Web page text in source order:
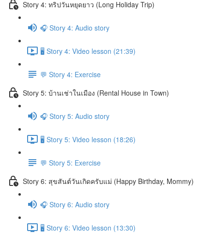
Story 4: ทริปวันหยุดยาว (Long Holiday Trip)
🎧 Story 4: Audio story
🖥️ Story 4: Video lesson (21:39)
💬 Story 4: Exercise
Story 5: บ้านเช่าในเมือง (Rental House in Town)
🎧 Story 5: Audio story
🖥️ Story 5: Video lesson (18:26)
💬 Story 5: Exercise
Story 6: สุขสันต์วันเกิดครับแม่ (Happy Birthday, Mommy)
🎧 Story 6: Audio story
🖥️ Story 6: Video lesson (13:30)